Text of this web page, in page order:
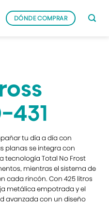
DÓNDE COMPRAR
431
tu día a día con
planas se integra con
tecnología Total No Frost
mientras el sistema de
cada rincón. Con 425 litros
metálica empotrada y el
avanzada con un diseño